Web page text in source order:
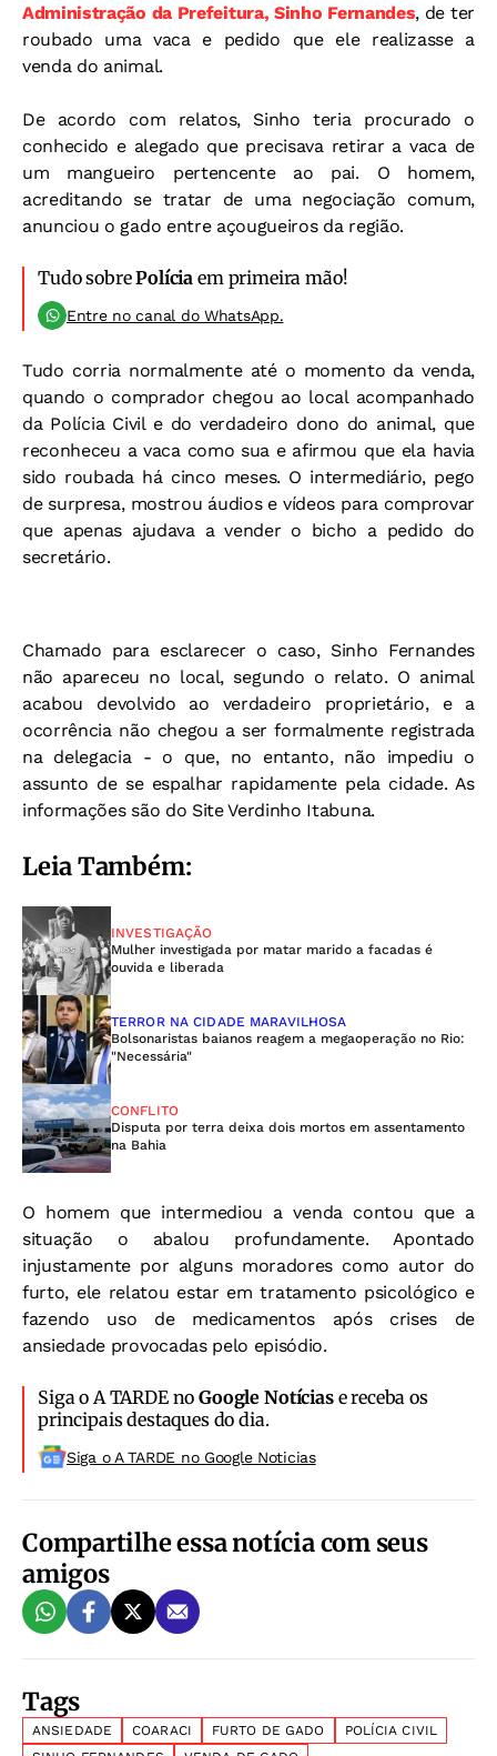
Administração da Prefeitura, Sinho Fernandes, de ter
roubado uma vaca e pedido que ele realizasse a
venda do animal.
De acordo com relatos, Sinho teria procurado o
conhecido e alegado que precisava retirar a vaca de
um mangueiro pertencente ao pai. O homem,
acreditando se tratar de uma negociação comum,
anunciou o gado entre açougueiros da região.
Tudo sobrePolícia em primeira mão!
Entre no canal do WhatsApp.
Tudo corria normalmente até o momento da venda,
quando o comprador chegou ao local acompanhado
da Polícia Civil e do verdadeiro dono do animal, que
reconheceu a vaca como sua e afirmou que ela havia
sido roubada há cinco meses. O intermediário, pego
de surpresa, mostrou áudios e vídeos para comprovar
que apenas ajudava a vender o bicho a pedido do
secretário.
Chamado para esclarecer o caso, Sinho Fernandes
não apareceu no local, segundo o relato. O animal
acabou devolvido ao verdadeiro proprietário, e a
ocorrência não chegou a ser formalmente registrada
na delegacia - o que, no entanto, não impediu o
assunto de se espalhar rapidamente pela cidade. As
informações são do Site Verdinho Itabuna.
Leia Também:
INVESTIGAÇÃO
Mulher investigada por matar marido a facadas é
ouvida e liberada
TERROR NA CIDADE MARAVILHOSA
Bolsonaristas baianos reagem a megaoperação no Rio:
"Necessária"
CONFLITO
Disputa por terra deixa dois mortos em assentamento
na Bahia
O homem que intermediou a venda contou que a
situação o abalou profundamente. Apontado
injustamente por alguns moradores como autor do
furto, ele relatou estar em tratamento psicológico e
fazendo uso de medicamentos após crises de
ansiedade provocadas pelo episódio.
Siga o A TARDE noGoogle Notíciase receba os
principais destaques do dia.
Siga o A TARDE no Google Noticias
Compartilhe essa notícia com seus
amigos
Tags
ANSIEDADE COARACI FURTO DE GADO
POLÍCIA CIVIL